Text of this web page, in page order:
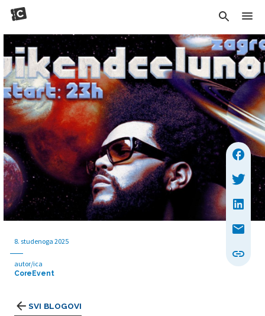
SVI BLOGOVI
8. studenoga 2025
autor/ica
CoreEvent